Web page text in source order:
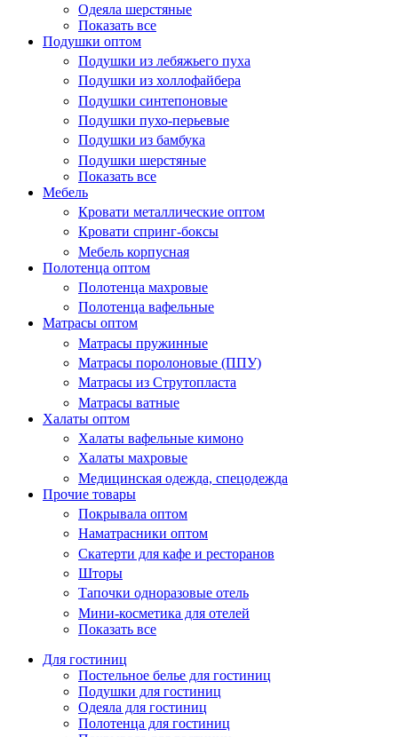
Одеяла шерстяные
Показать все
Подушки оптом
Подушки из лебяжьего пуха
Подушки из холлофайбера
Подушки синтепоновые
Подушки пухо-перьевые
Подушки из бамбука
Подушки шерстяные
Показать все
Мебель
Кровати металлические оптом
Кровати спринг-боксы
Мебель корпусная
Полотенца оптом
Полотенца махровые
Полотенца вафельные
Матрасы оптом
Матрасы пружинные
Матрасы поролоновые (ППУ)
Матрасы из Струтопласта
Матрасы ватные
Халаты оптом
Халаты вафельные кимоно
Халаты махровые
Медицинская одежда, спецодежда
Прочие товары
Покрывала оптом
Наматрасники оптом
Скатерти для кафе и ресторанов
Шторы
Тапочки одноразовые отель
Мини-косметика для отелей
Показать все
Для гостиниц
Постельное белье для гостиниц
Подушки для гостиниц
Одеяла для гостиниц
Полотенца для гостиниц